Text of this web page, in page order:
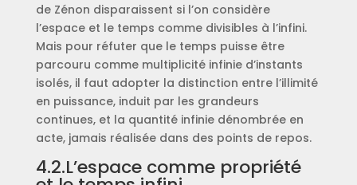
de Zénon disparaissent si l’on considère
l’espace et le temps comme divisibles à l’infini.
Mais pour réfuter que le temps puisse être
parcouru comme multiplicité infinie d’instants
isolés, il faut adopter la distinction entre l’illimité
en puissance, induit par les grandeurs
continues, et la quantité infinie dénombrée en
acte, jamais réalisée dans des points de repos.
4.2.L’espace comme propriété